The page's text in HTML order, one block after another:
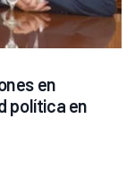
en
política en